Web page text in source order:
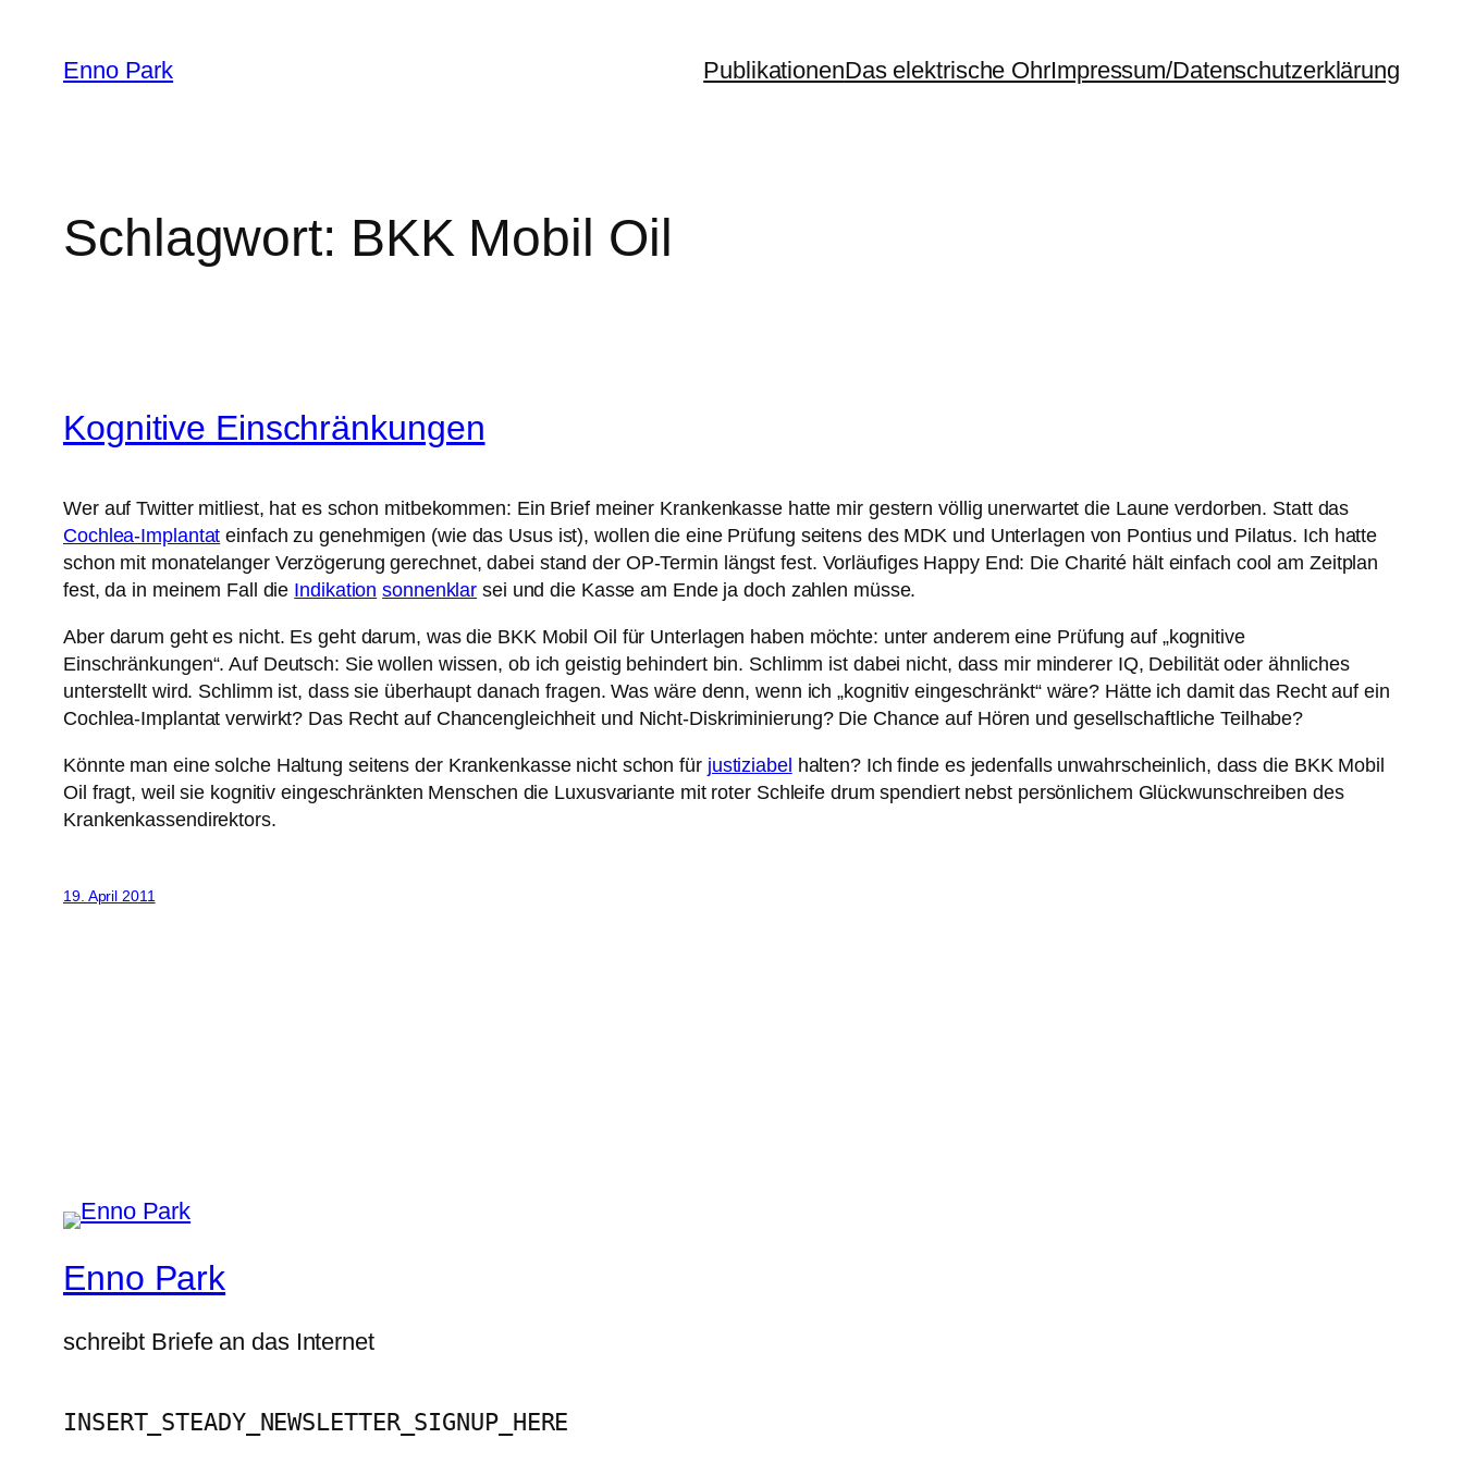
Inhalt
springen
Enno Park PublikationenDas elektrische OhrImpressum/Datenschutzerklärung
Schlagwort: BKK Mobil Oil
Kognitive Einschränkungen
Wer auf Twitter mitliest, hat es schon mitbekommen: Ein Brief meiner Krankenkasse hatte mir gestern völlig unerwartet die Laune verdorben. Statt das
Cochlea-Implantat einfach zu genehmigen (wie das Usus ist), wollen die eine Prüfung seitens des MDK und Unterlagen von Pontius und Pilatus. Ich hatte
schon mit monatelanger Verzögerung gerechnet, dabei stand der OP-Termin längst fest. Vorläufiges Happy End: Die Charité hält einfach cool am Zeitplan
fest, da in meinem Fall die Indikation sonnenklar sei und die Kasse am Ende ja doch zahlen müsse.
Aber darum geht es nicht. Es geht darum, was die BKK Mobil Oil für Unterlagen haben möchte: unter anderem eine Prüfung auf „kognitive
Einschränkungen“. Auf Deutsch: Sie wollen wissen, ob ich geistig behindert bin. Schlimm ist dabei nicht, dass mir minderer IQ, Debilität oder ähnliches
unterstellt wird. Schlimm ist, dass sie überhaupt danach fragen. Was wäre denn, wenn ich „kognitiv eingeschränkt“ wäre? Hätte ich damit das Recht auf ein
Cochlea-Implantat verwirkt? Das Recht auf Chancengleichheit und Nicht-Diskriminierung? Die Chance auf Hören und gesellschaftliche Teilhabe?
Könnte man eine solche Haltung seitens der Krankenkasse nicht schon für justiziabel halten? Ich finde es jedenfalls unwahrscheinlich, dass die BKK Mobil
Oil fragt, weil sie kognitiv eingeschränkten Menschen die Luxusvariante mit roter Schleife drum spendiert nebst persönlichem Glückwunschreiben des
Krankenkassendirektors.
19. April 2011
Enno Park
schreibt Briefe an das Internet
INSERT_STEADY_NEWSLETTER_SIGNUP_HERE